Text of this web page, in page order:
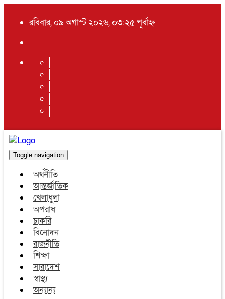
রবিবার, ০৯ অগাস্ট ২০২৬, ০৩:২৫ পূর্বাহ্ন
Toggle navigation
অর্থনীতি
আন্তর্জাতিক
খেলাধুলা
অপরাধ
চাকরি
বিনোদন
রাজনীতি
শিক্ষা
সারাদেশ
স্বাস্থ্য
অন্যান্য